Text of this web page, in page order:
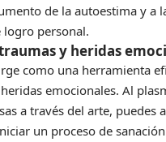
de la autoestima y a
logro personal.
y heridas
como una herramienta
emocionales. Al
a través del arte, puedes
un proceso de